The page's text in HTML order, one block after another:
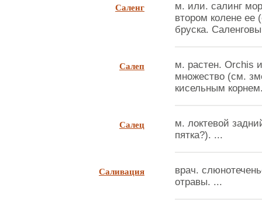
Саленг
м. или. салинг
втором колене ее
бруска.
Салеп
м. растен. Orchis
множество (см.
кисельным
Салец
м. локтевой
пятка?). ...
Саливация
врач.
отравы. ...